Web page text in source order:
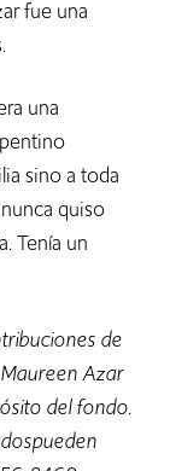
fue una
una
sino a toda
quiso
Tenía un
de
Azar
del fondo.